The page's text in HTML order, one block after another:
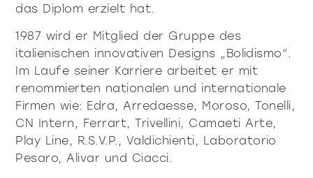
home office
alle
produkte
Incisive sophisticated
das Diplom erzielt hat.
1987 wird er Mitglied der Gruppe des
italienischen innovativen Designs „Bolidismo“.
Im Laufe seiner Karriere arbeitet er mit
renommierten nationalen und internationale
Firmen wie: Edra, Arredaesse, Moroso, Tonelli,
CN Intern, Ferrart, Trivellini, Camaeti Arte,
Play Line, R.S.V.P., Valdichienti, Laboratorio
Pesaro, Alivar und Ciacci.